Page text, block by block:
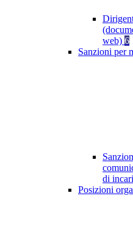
web) 6
Sanzioni per
di
Posizioni